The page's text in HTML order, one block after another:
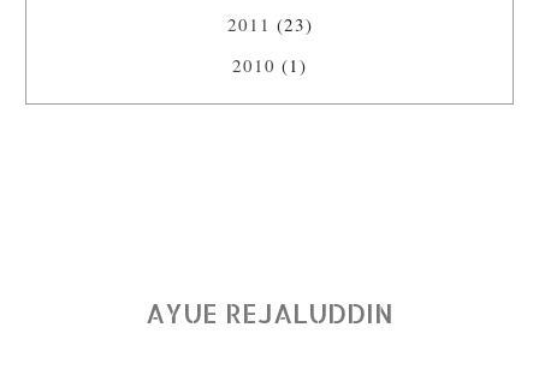
2011 (23)
2010 (1)
AYUE REJALUDDIN